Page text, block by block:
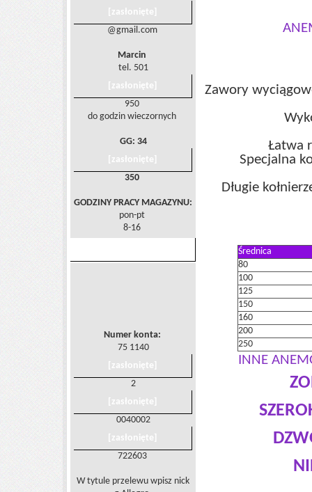
[zasłonięte]
@gmail.com
Marcin
tel. 501
[zasłonięte]
950
do godzin wieczornych
GG: 34
[zasłonięte]
350
GODZINY PRACY MAGAZYNU:
pon-pt
8-16
Numer konta:
75 1140
[zasłonięte]
2
[zasłonięte]
0040002
[zasłonięte]
722603
W tytule przelewu wpisz nick
Zawory
Łatwa
Specjalna
Długie
Średnica
80
100
125
150
160
200
250
INNE